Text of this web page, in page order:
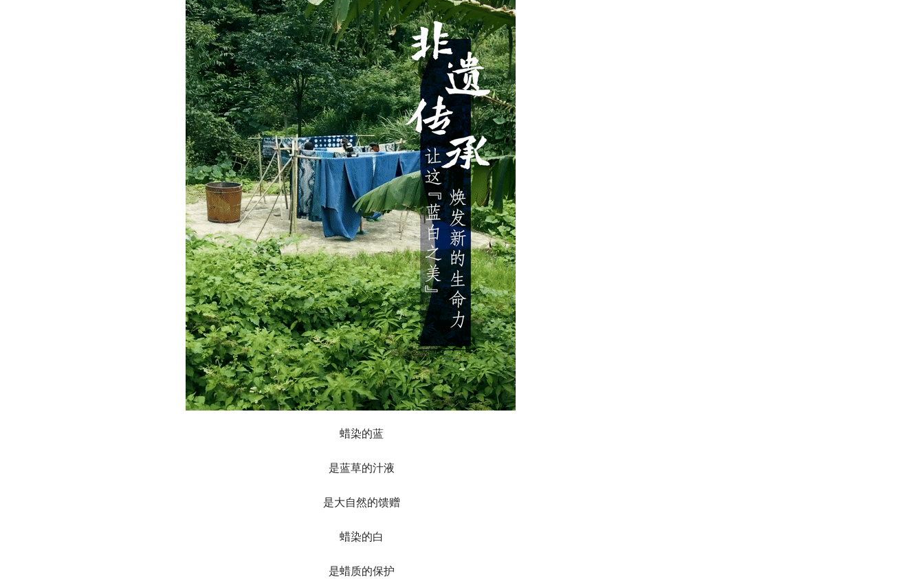
蜡染的蓝
是蓝草的汁液
是大自然的馈赠
蜡染的白
是蜡质的保护